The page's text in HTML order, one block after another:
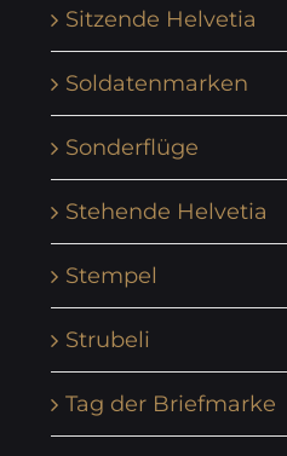
Sitzende Helvetia
Soldatenmarken
Sonderflüge
Stehende Helvetia
Stempel
Strubeli
Tag der Briefmarke